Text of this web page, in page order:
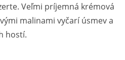
Veľmi príjemná krémová
malinami vyčarí úsmev a
hostí.